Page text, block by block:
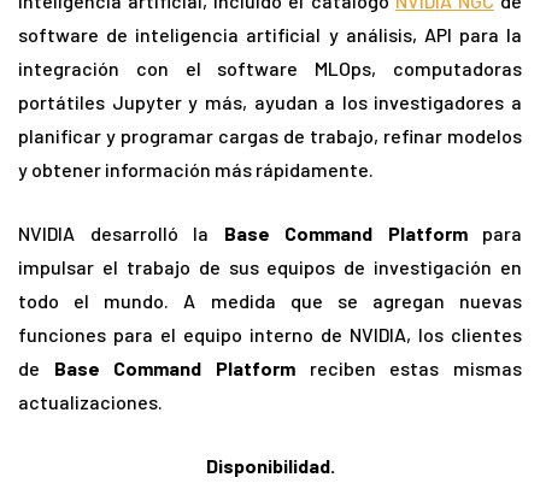
software de inteligencia artificial y análisis, API para la
integración con el software MLOps, computadoras
portátiles Jupyter y más, ayudan a los investigadores a
planificar y programar cargas de trabajo, refinar modelos
y obtener información más rápidamente.
NVIDIA desarrolló la Base Command Platformpara
impulsar el trabajo de sus equipos de investigación en
todo el mundo. A medida que se agregan nuevas
funciones para el equipo interno de NVIDIA, los clientes
de Base Command Platform reciben estas mismas
actualizaciones.
Disponibilidad.